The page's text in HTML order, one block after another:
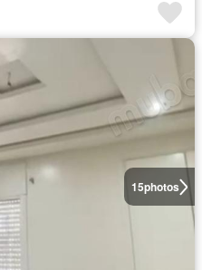
15photos